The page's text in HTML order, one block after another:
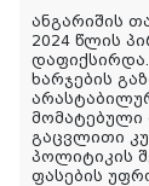
ანგარიშის
2024 წლის
დაფიქსირდა.
ხარჯების
მომატებული
გაცვლითი
პოლიტიკის
ფასების